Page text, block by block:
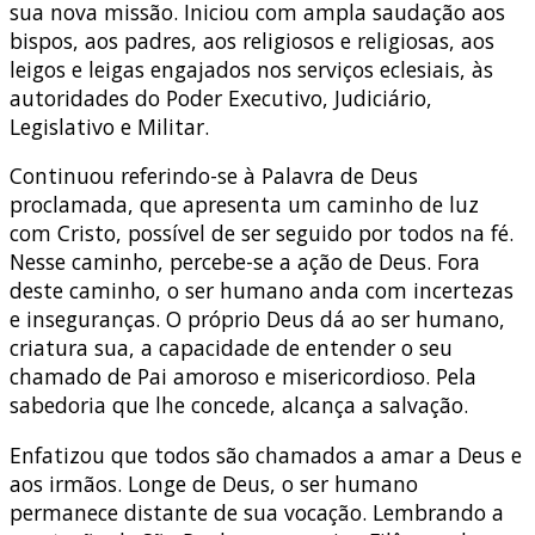
sua nova missão. Iniciou com ampla saudação aos
bispos, aos padres, aos religiosos e religiosas, aos
leigos e leigas engajados nos serviços eclesiais, às
autoridades do Poder Executivo, Judiciário,
Legislativo e Militar.
Continuou referindo-se à Palavra de Deus
proclamada, que apresenta um caminho de luz
com Cristo, possível de ser seguido por todos na fé.
Nesse caminho, percebe-se a ação de Deus. Fora
deste caminho, o ser humano anda com incertezas
e inseguranças. O próprio Deus dá ao ser humano,
criatura sua, a capacidade de entender o seu
chamado de Pai amoroso e misericordioso. Pela
sabedoria que lhe concede, alcança a salvação.
Enfatizou que todos são chamados a amar a Deus e
aos irmãos. Longe de Deus, o ser humano
permanece distante de sua vocação. Lembrando a